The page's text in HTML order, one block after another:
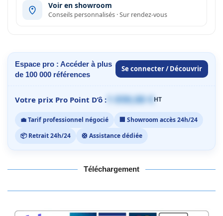
Voir en showroom
Conseils personnalisés · Sur rendez-vous
Espace pro : Accéder à plus
de 100 000 références
Se connecter / Découvrir
Votre prix Pro Point D’ô : 1 059,00 €HT
💼 Tarif professionnel négocié
🏢 Showroom accès 24h/24
📦 Retrait 24h/24
🛟 Assistance dédiée
Téléchargement